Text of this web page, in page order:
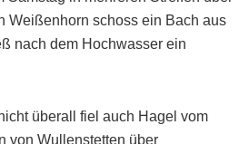
Weißenhorn schoss ein Bach aus
nach dem Hochwasser ein
überall fiel auch Hagel vom
von Wullenstetten über